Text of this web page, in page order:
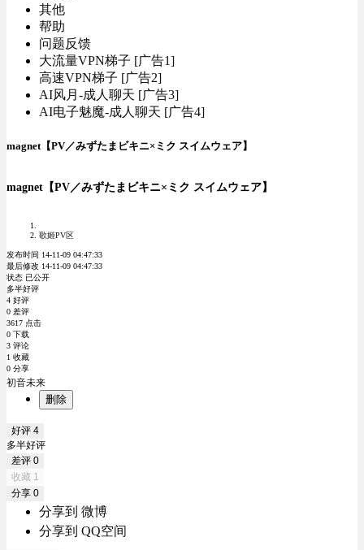
其他
帮助
问题反馈
大流量VPN梯子 [广告1]
高速VPN梯子 [广告2]
AI风月-成人聊天 [广告3]
AI电子魅魔-成人聊天 [广告4]
magnet【PV／みずたまビキニ×ミク スイムウェア】
magnet【PV／みずたまビキニ×ミク スイムウェア】
歌姬PV区
发布时间 14-11-09 04:47:33
最后修改 14-11-09 04:47:33
状态 已公开
多半好评
4 好评
0 差评
3617 点击
0 下载
3 评论
1 收藏
0 分享
初音未来
删除
好评 4
多半好评
差评 0
收藏 1
分享 0
分享到 微博
分享到 QQ空间